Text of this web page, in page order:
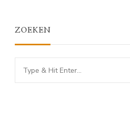
ZOEKEN
Looking
for